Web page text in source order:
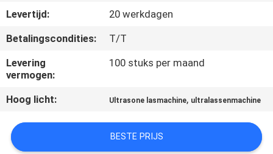
GEVALLEN
OFFERTE
AANVRAGEN
Levertijd:
20 werkdagen
Betalingscondities:
T/T
Levering
vermogen:
100 stuks per maand
Hoog licht: Ultrasone lasmachine, ultralassenmachine
BESTE PRIJS